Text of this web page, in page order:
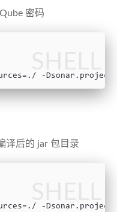
密码
-
译后的 jar 包目录
-